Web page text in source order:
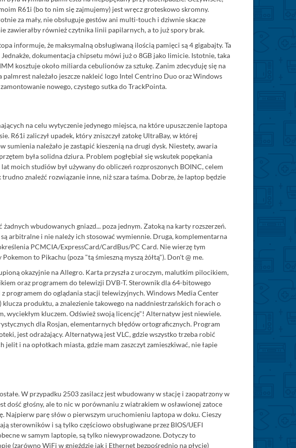
R61i (bo to nim się zajmujemy) jest wręcz groteskowo skromny.
za mały, nie obsługuje gestów ani multi-touch i dziwnie skacze
zawierałby również czytnika linii papilarnych, a to już spory brak.
informuje, że maksymalną obsługiwaną ilością pamięci są 4 gigabajty. Ta
dokumentacja chipsetu mówi już o 8GB jako limicie. Istotnie, taka
kosztuje około miliarda cebulionów za sztukę. Zanim zdecyduję się na
należało jeszcze nakleić logo Intel Centrino Duo oraz Windows
nowego, czystego sutka do TrackPointa.
na celu wytyczenie jedynego miejsca, na które upuszczenie laptopa
R61i zaliczył upadek, który zniszczył zatokę UltraBay, w której
należało je zastąpić kieszenią na drugi dysk. Niestety, awaria
była solidna dziura. Problem pogłębiał się wskutek popękania
moich studiów był używany do obliczeń rozproszonych BOINC, celem
znaleźć rozwiązanie inne, niż szara taśma. Dobrze, że laptop będzie
wbudowanych gniazd... poza jednym. Zatoką na karty rozszerzeń.
arbitralne i nie należy ich stosować wymiennie. Druga, komplementarna
PCMCIA/ExpressCard/CardBus/PC Card. Nie wierzę tym
to Pikachu (poza "tą śmieszną myszą żółtą"). Don't @ me.
okazyjnie na Allegro. Karta przyszła z uroczym, malutkim pilocikiem,
oraz programem do telewizji DVB-T. Sterownik dla 64-bitowego
programem do oglądania stacji telewizyjnych. Windows Media Center
produktu, a znalezienie takowego na naddniestrzańskich forach o
kluczem. Odśwież swoją licencję"! Alternatyw jest niewiele.
dla Rosjan, elementarnych błędów ortograficznych. Program
jest odrażający. Alternatywą jest VLC, gdzie wszystko trzeba robić
i na opłotkach miasta, gdzie mam zaszczyt zamieszkiwać, nie łapie
W przypadku 2503 zasilacz jest wbudowany w stację i zaopatrzony w
dość głośny, ale to nic w porównaniu z wiatrakiem w osławionej zatoce
Najpierw parę słów o pierwszym uruchomieniu laptopa w doku. Cieszy
sterowników i są tylko częściowo obsługiwane przez BIOS/UEFI
w samym laptopie, są tylko niewyprowadzone. Dotyczy to
(zarówno WiFi w gnieździe jak i Ethernet bezpośrednio na płycie)